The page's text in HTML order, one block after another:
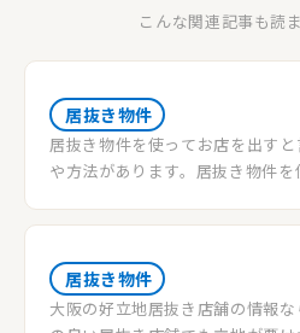
こんな関連記事も読
居抜き物件
居抜き物件を使ってお店を出す
や方法があります。居抜き物件
せていただきます。参考にして
居抜き物件
大阪の好立地居抜き店舗の情報